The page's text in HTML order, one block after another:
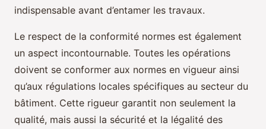
indispensable avant d’entamer les travaux.
Le respect de la conformité normes est également
un aspect incontournable. Toutes les opérations
doivent se conformer aux normes en vigueur ainsi
qu’aux régulations locales spécifiques au secteur du
bâtiment. Cette rigueur garantit non seulement la
qualité, mais aussi la sécurité et la légalité des